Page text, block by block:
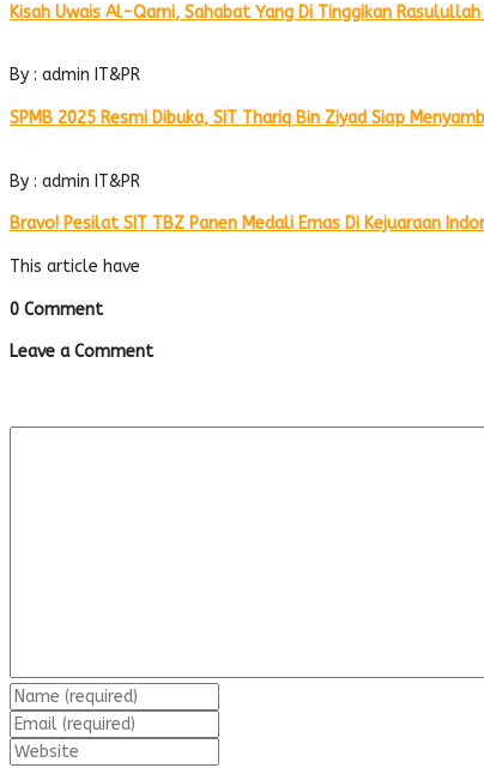
Kisah Uwais Al-Qarni, Sahabat Yang Di Tinggikan
By : admin IT&PR
SPMB 2025 Resmi Dibuka, SIT Thariq Bin Ziyad Siap
By : admin IT&PR
Bravo! Pesilat SIT TBZ Panen Medali Emas Di Kejuaraan
This article have
0 Comment
Leave a Comment